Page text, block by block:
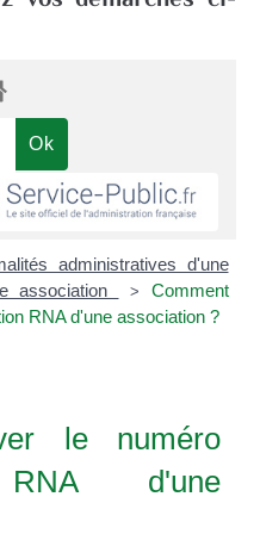
administratives d'une
association >
Comment
RNA d'une association ?
le numéro
RNA d'une